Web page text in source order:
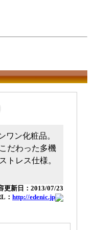
ワン化粧品。
だわった多機
トレス仕様。
更新日：2013/07/23
： http://edenic.jp